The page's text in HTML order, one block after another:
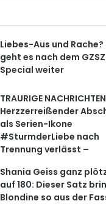
Liebes-Aus und Rache?
geht es nach dem
Special weiter
TRAURIGE
Herzzerreißender
als Serien-Ikone
#SturmderLiebe nach
Trennung verlässt –
Shania Geiss ganz
auf 180: Dieser Satz
Blondine so aus der